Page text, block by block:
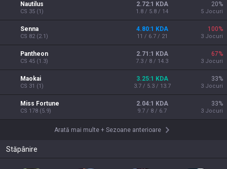
Nautilus
CS 35 (1)
2.72:1 KDA
1.8 / 5.8 / 14
20%
5 Jocuri
Senna
CS 82(2.1)
4.80:1 KDA
11 / 6.7 / 21
100%
3 Jocuri
Pantheon
CS 45 (1.3)
2.71:1 KDA
7.3 / 8 / 14.3
67%
3 Jocuri
Maokai
CS 31 (1)
3.25:1 KDA
3.7 / 5.3 / 13.7
33%
3 Jocuri
Miss Fortune
CS 178 (5.9)
2.04:1 KDA
9.7 / 8 / 6.7
33%
3 Jocuri
Arată mai multe+ Sezoane anterioare
Stăpânire